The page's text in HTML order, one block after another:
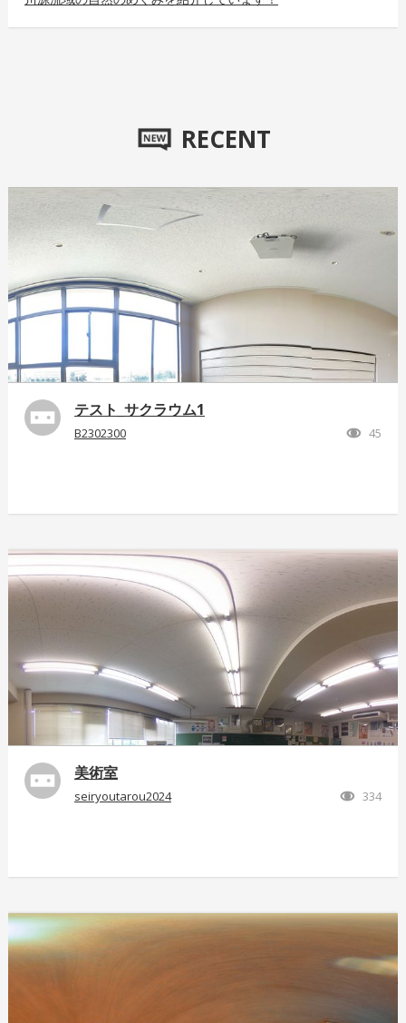
RECENT
テスト_サクラウム1
B2302300 45
美術室
seiryoutarou2024 334